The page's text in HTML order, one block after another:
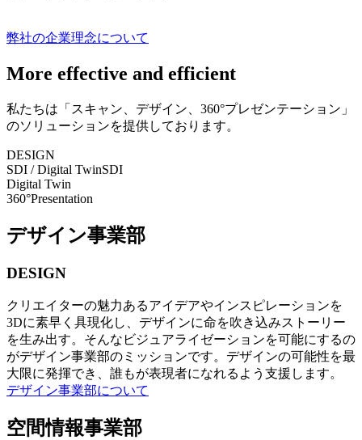
弊社の企業理念について
More effective and efficient
私たちは「スキャン、デザイン、360°プレゼンテーション」
のソリューションを提供しております。
DESIGN
SDI / Digital TwinSDI
Digital Twin
360°Presentation
デザイン事業部
DESIGN
クリエイターの魅力あるアイデアやインスピレーションを
3Dに素早く具現化し、デザインに命を吹き込みストーリー
を生み出す。そんなビジュアライゼーションを可能にするの
がデザイン事業部のミッションです。デザインの可能性を最
大限に発揮でき、誰もが表現者になれるよう支援します。
デザイン事業部について
空間情報事業部